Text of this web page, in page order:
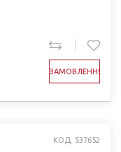
ЗАМОВЛЕННЯ
КОД: 537652